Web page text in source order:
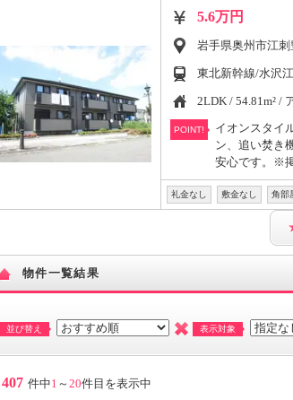
5.6万円
岩手県奥州市江刺
東北新幹線/水沢
2LDK / 54.81m² /
POINT!
イオンスタイ
ン、追い焚き
安心です。※
礼金なし 敷金なし 角部
物件一覧結果
並び替え 表示対象
407 件中1 ～ 20件目を表示中